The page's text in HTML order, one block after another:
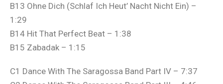
B13 Ohne Dich (Schlaf Ich Heut’ Nacht Nicht Ein) –
1:29
B14 Hit That Perfect Beat – 1:38
B15 Zabadak – 1:15
C1 Dance With The Saragossa Band Part IV – 7:37